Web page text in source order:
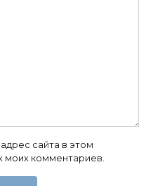
сайта в этом
моих комментариев.